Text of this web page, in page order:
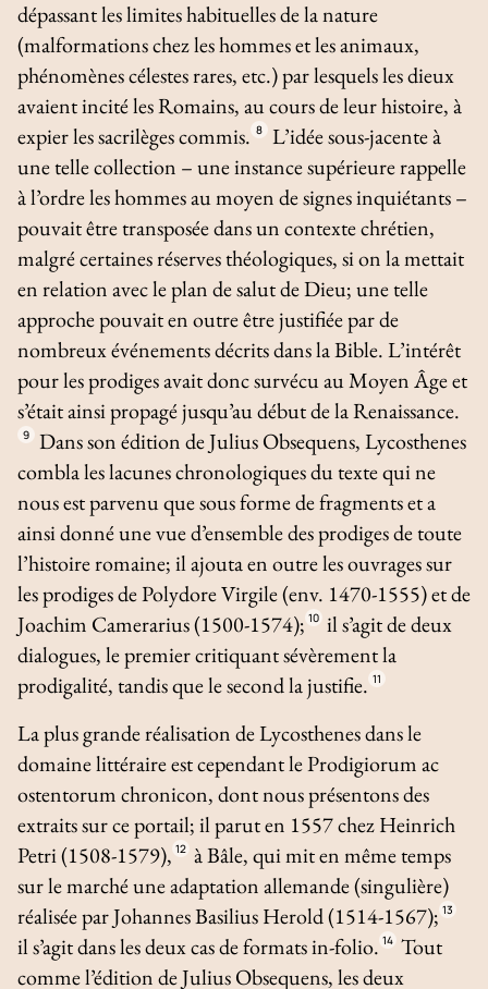
dépassant les limites habituelles de la nature
(malformations chez les hommes et les animaux,
phénomènes célestes rares, etc.) par lesquels les dieux
avaient incité les Romains, au cours de leur histoire, à
expier les sacrilèges commis. 8
L’idée sous-jacente à
une telle collection – une instance supérieure rappelle
à l’ordre les hommes au moyen de signes inquiétants –
pouvait être transposée dans un contexte chrétien,
malgré certaines réserves théologiques, si on la mettait
en relation avec le plan de salut de Dieu; une telle
approche pouvait en outre être justifiée par de
nombreux événements décrits dans la Bible. L’intérêt
pour les prodiges avait donc survécu au Moyen Âge et
s’était ainsi propagé jusqu’au début de la Renaissance.
9
Dans son édition de Julius Obsequens, Lycosthenes
combla les lacunes chronologiques du texte qui ne
nous est parvenu que sous forme de fragments et a
ainsi donné une vue d’ensemble des prodiges de toute
l’histoire romaine; il ajouta en outre les ouvrages sur
les prodiges de Polydore Virgile (env. 1470-1555) et de
Joachim Camerarius (1500-1574); 10 il s’agit de deux
dialogues, le premier critiquant sévèrement la
prodigalité, tandis que le second la justifie. 11
La plus grande réalisation de Lycosthenes dans le
domaine littéraire est cependant leProdigiorum ac
ostentorum chronicon, dont nous présentons des
extraits sur ce portail; il parut en 1557 chez Heinrich
Petri (1508-1579), 12 à Bâle, qui mit en même temps
sur le marché une adaptation allemande (singulière)
réalisée par Johannes Basilius Herold (1514-1567); 13
il s’agit dans les deux cas de formats in-folio. 14 Tout
comme l’édition de Julius Obsequens, les deux